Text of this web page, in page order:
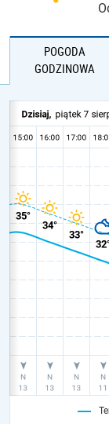
POGODA
GODZINOWA